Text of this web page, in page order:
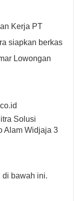
Kerja PT
siapkan berkas
Lowongan
Solusi
Alam Widjaja 3
di bawah ini.